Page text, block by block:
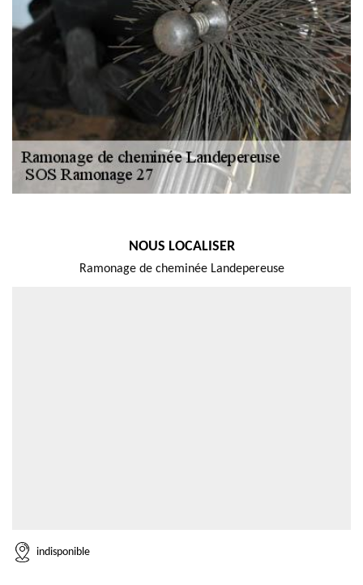
NOUS LOCALISER
Ramonage de cheminée Landepereuse
indisponible